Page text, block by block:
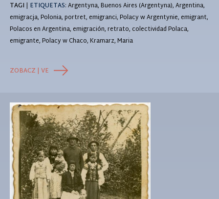
TAGI | ETIQUETAS: Argentyna, Buenos Aires (Argentyna), Argentina,
emigracja, Polonia, portret, emigranci, Polacy w Argentynie, emigrant,
Polacos en Argentina, emigración, retrato, colectividad Polaca,
emigrante, Polacy w Chaco, Kramarz, Maria
ZOBACZ | VE